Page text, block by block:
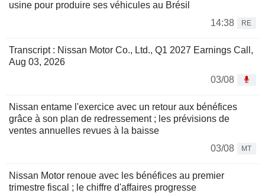
usine pour produire ses véhicules au Brésil
14:38
RE
Transcript : Nissan Motor Co., Ltd., Q1 2027 Earnings Call,
Aug 03, 2026
03/08
Nissan entame l'exercice avec un retour aux bénéfices
grâce à son plan de redressement ; les prévisions de
ventes annuelles revues à la baisse
03/08
MT
Nissan Motor renoue avec les bénéfices au premier
trimestre fiscal ; le chiffre d'affaires progresse